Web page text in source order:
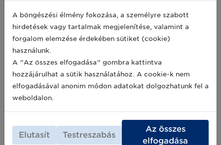
A böngészési élmény fokozása, a személyre szabott
hirdetések vagy tartalmak megjelenítése, valamint a
forgalom elemzése érdekében sütiket (cookie)
használunk.
A "Az összes elfogadása" gombra kattintva
hozzájárulhat a sütik használatához. A cookie-k nem
elfogadásával anonim módon adatokat dolgozhatunk fel a
weboldalon.
Elutasít Testreszabás
Az összes
elfogadása